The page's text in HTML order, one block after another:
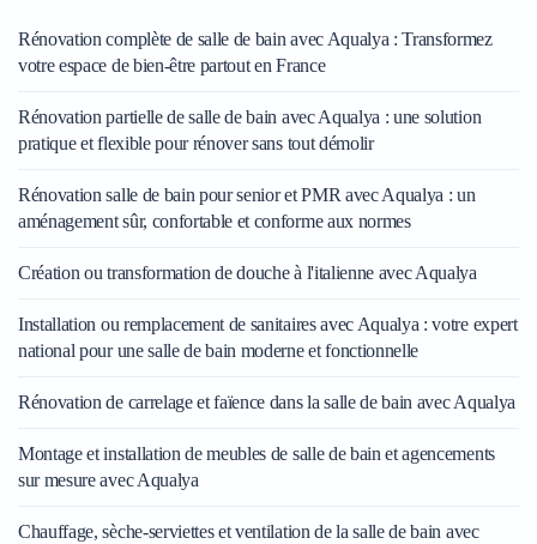
Rénovation complète de salle de bain avec Aqualya : Transformez
votre espace de bien-être partout en France
Rénovation partielle de salle de bain avec Aqualya : une solution
pratique et flexible pour rénover sans tout démolir
Rénovation salle de bain pour senior et PMR avec Aqualya : un
aménagement sûr, confortable et conforme aux normes
Création ou transformation de douche à l'italienne avec Aqualya
Installation ou remplacement de sanitaires avec Aqualya : votre expert
national pour une salle de bain moderne et fonctionnelle
Rénovation de carrelage et faïence dans la salle de bain avec Aqualya
Montage et installation de meubles de salle de bain et agencements
sur mesure avec Aqualya
Chauffage, sèche-serviettes et ventilation de la salle de bain avec